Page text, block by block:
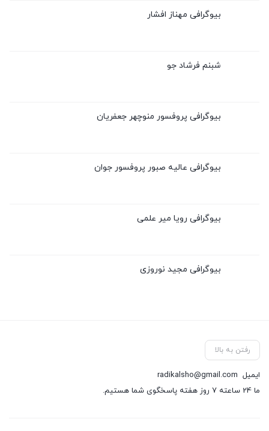
بیوگرافی مهناز افشار
شبنم فرشاد جو
بیوگرافی پروفسور منوچهر جعفریان
بیوگرافی عالیه صبور پروفسور جوان
بیوگرافی رویا میر علمی
بیوگرافی مجید نوروزی
رفتن به بالا
ایمیل radikalsho@gmail.com
ما 24 ساعته 7 روز هفته پاسخگوی شما هستیم.